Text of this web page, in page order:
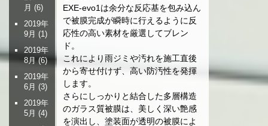
EXE-evo1は余分な反応基を包み込ん
で被膜完成が瞬時に行えるように反
応性の高い素材を厳選してブレン
ド。
これにより雨ジミや汚れを施工直後
から寄せ付けず、高い防汚性を発揮
します。
さらにしっかりと結合した多層構造
のガラス質被膜は、美しく深い艶感
を演出し、塗装面が透明の被膜によ
月 (6)
2019年
9月 (1)
2019年
8月(6)
2019年
6月 (3)
2019年
5月 (4)